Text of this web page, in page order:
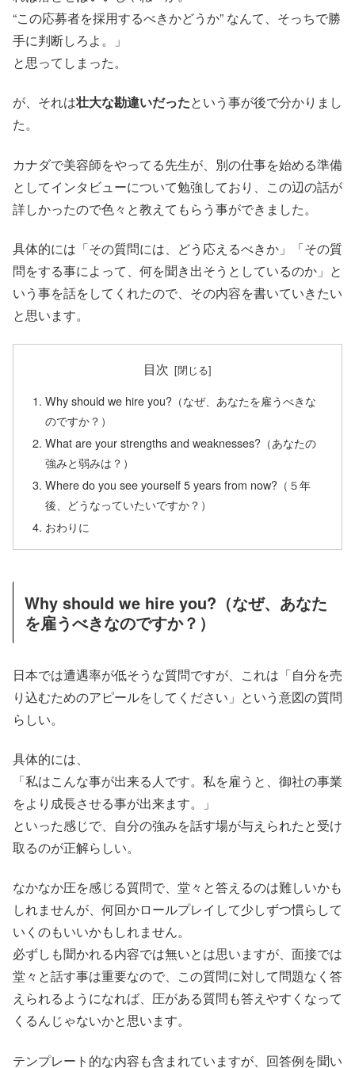
“この応募者を採用するべきかどうか” なんて、そっちで勝
手に判断しろよ。」
と思ってしまった。
が、それは壮大な勘違いだったという事が後で分かりまし
た。
カナダで美容師をやってる先生が、別の仕事を始める準備
としてインタビューについて勉強しており、この辺の話が
詳しかったので色々と教えてもらう事ができました。
具体的には「その質問には、どう応えるべきか」「その質
問をする事によって、何を聞き出そうとしているのか」と
いう事を話をしてくれたので、その内容を書いていきたい
と思います。
目次
Why should we hire you?（なぜ、あなたを雇うべきな
のですか？）
What are your strengths and weaknesses?（あなたの
強みと弱みは？）
Where do you see yourself 5 years from now?（５年
後、どうなっていたいですか？）
おわりに
Why should we hire you?（なぜ、あなた
を雇うべきなのですか？）
日本では遭遇率が低そうな質問ですが、これは「自分を売
り込むためのアピールをしてください」という意図の質問
らしい。
具体的には、
「私はこんな事が出来る人です。私を雇うと、御社の事業
をより成長させる事が出来ます。」
といった感じで、自分の強みを話す場が与えられたと受け
取るのが正解らしい。
なかなか圧を感じる質問で、堂々と答えるのは難しいかも
しれませんが、何回かロールプレイして少しずつ慣らして
いくのもいいかもしれません。
必ずしも聞かれる内容では無いとは思いますが、面接では
堂々と話す事は重要なので、この質問に対して問題なく答
えられるようになれば、圧がある質問も答えやすくなって
くるんじゃないかと思います。
テンプレート的な内容も含まれていますが、回答例を聞い